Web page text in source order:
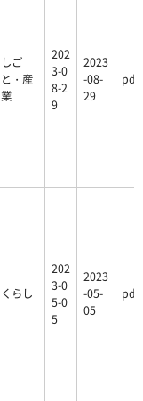
しご
と・産
業
202
3-0
8-2
9
2023
-08-
29
pdf
くらし
202
3-0
5-0
5
2023
-05-
05
pdf